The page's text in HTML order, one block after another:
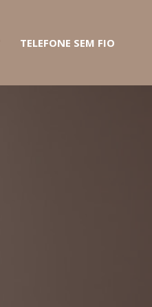
TELEFONE SEM FIO